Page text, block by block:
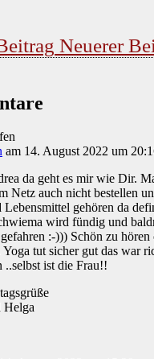
Neuerer
am 14. August 2022 um
da geht es mir wie Dir.
Netz auch nicht bestellen
Lebensmittel gehören da
wird fündig und
:-))) Schön zu hören
Yoga tut sicher gut das war
..selbst ist die Frau!!
Helga